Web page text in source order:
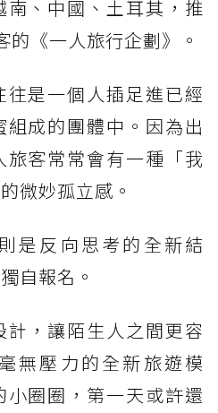
、中國、土耳其，推
的《一人旅行企劃》。
是一個人插足進已經
成的團體中。因為出
客常常會有一種「我
微妙孤立感。
是反向思考的全新結
自報名。
，讓陌生人之間更容
無壓力的全新旅遊模
圈圈，第一天或許還